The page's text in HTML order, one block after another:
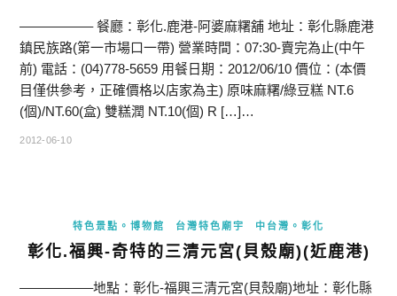
—————– 餐廳：彰化.鹿港-阿婆麻糬舖 地址：彰化縣鹿港
鎮民族路(第一市場口一帶) 營業時間：07:30-賣完為止(中午
前) 電話：(04)778-5659 用餐日期：2012/06/10 價位：(本價
目僅供參考，正確價格以店家為主) 原味麻糬/綠豆糕 NT.6
(個)/NT.60(盒) 雙糕潤 NT.10(個) R […]…
2012-06-10
特色景點。博物館 台灣特色廟宇 中台灣。彰化
彰化.福興-奇特的三清元宮(貝殼廟)(近鹿港)
—————–地點：彰化-福興三清元宮(貝殼廟)地址：彰化縣